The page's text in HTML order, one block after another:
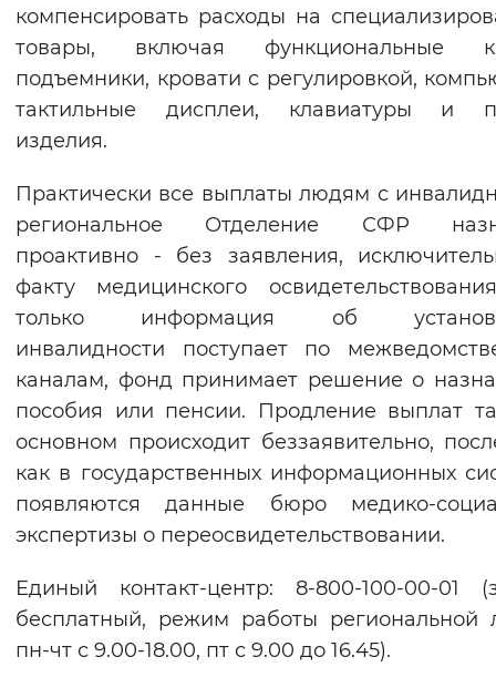
компенсировать расходы на
товары, включая функциональные
подъемники, кровати с регулировкой,
тактильные дисплеи, клавиатуры и
изделия.
Практически все выплаты людям с
региональное Отделение СФР
проактивно - без заявления,
факту медицинского
только информация об
инвалидности поступает по
каналам, фонд принимает решение о
пособия или пенсии. Продление выплат
основном происходит беззаявительно,
как в государственных информационных
появляются данные бюро медико-
экспертизы о переосвидетельствовании.
Единый контакт-центр: 8-800-100-00-01
бесплатный, режим работы региональной
пн-чт с 9.00-18.00, пт с 9.00 до 16.45).